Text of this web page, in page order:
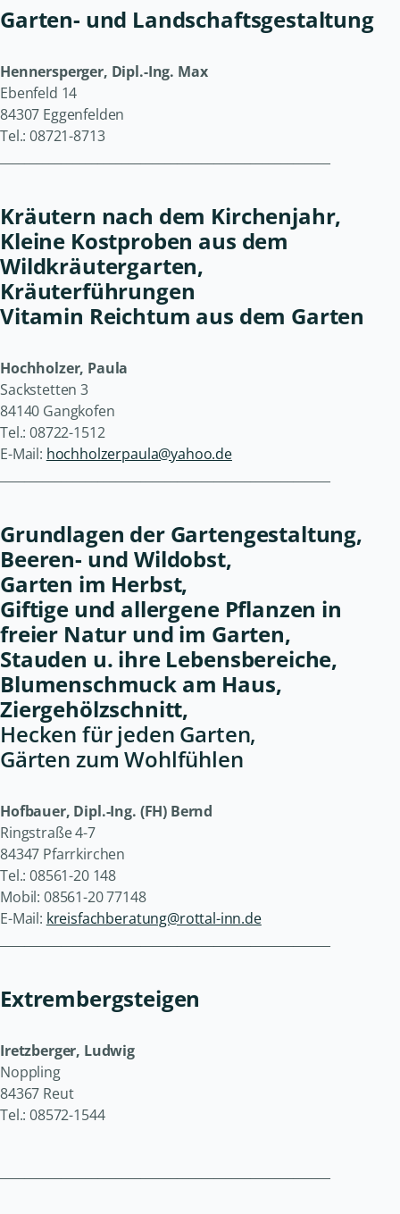
Garten- und Landschaftsgestaltung
Hennersperger, Dipl.-Ing. Max
Ebenfeld 14
84307 Eggenfelden
Tel.: 08721-8713
Kräutern nach dem Kirchenjahr,
Kleine Kostproben aus dem
Wildkräutergarten,
Kräuterführungen
Vitamin Reichtum aus dem Garten
Hochholzer, Paula
Sackstetten 3
84140 Gangkofen
Tel.: 08722-1512
E-Mail: hochholzerpaula@yahoo.de
Grundlagen der Gartengestaltung,
Beeren- und Wildobst,
Garten im Herbst,
Giftige und allergene Pflanzen in
freier Natur und im Garten,
Stauden u. ihre Lebensbereiche,
Blumenschmuck am Haus,
Ziergehölzschnitt,
Hecken für jeden Garten,
Gärten zum Wohlfühlen
Hofbauer, Dipl.-Ing. (FH) Bernd
Ringstraße 4-7
84347 Pfarrkirchen
Tel.: 08561-20 148
Mobil: 08561-20 77148
E-Mail: kreisfachberatung@rottal-inn.de
Extrembergsteigen
Iretzberger, Ludwig
Noppling
84367 Reut
Tel.: 08572-1544